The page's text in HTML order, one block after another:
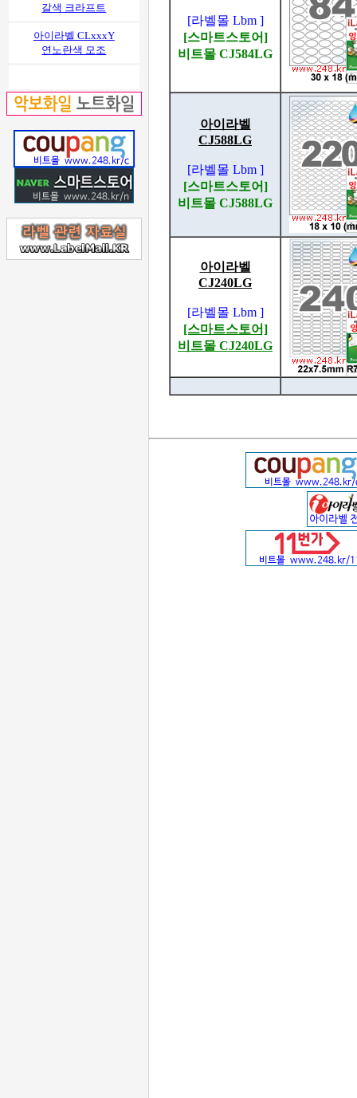
갈색 크라프트
아이라벨 CLxxxY
연노란색 모조
[라벨몰 Lbm ]
[스마트스토어]
비트몰 CJ584LG
아이라벨
CJ588LG
[라벨몰 Lbm ]
[스마트스토어]
비트몰 CJ588LG
아이라벨
CJ240LG
[라벨몰 Lbm ]
[스마트스토어]
비트몰 CJ240LG